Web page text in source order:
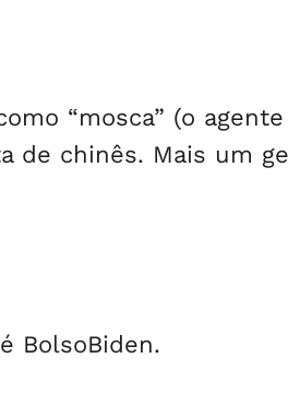
“mosca” (o
de chinês. Mais um
BolsoBiden.